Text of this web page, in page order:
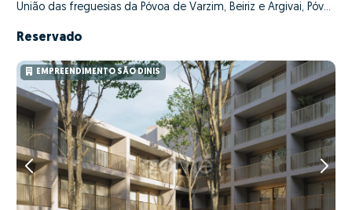
União das freguesias da Póvoa de Varzim, Beiriz e Argivai, Póvoa de Varzim, Porto
Reservado
EMPREENDIMENTO SÃO DINIS